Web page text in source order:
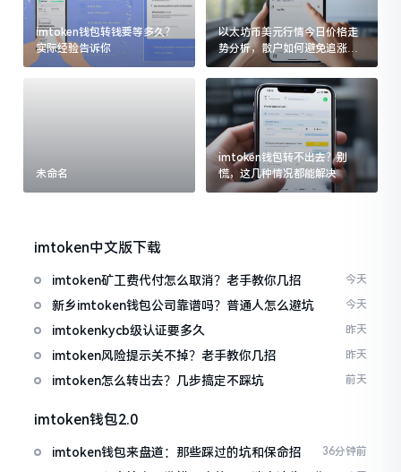
imtoken钱包转钱要等多久？
实际经验告诉你
以太坊币美元行情今日价格走
势分析，散户如何避免追涨杀
跌被套牢
未命名
imtoken钱包转不出去？别
慌，这几种情况都能解决
imtoken中文版下载
imtoken矿工费代付怎么取消？老手教你几招 今天
新乡imtoken钱包公司靠谱吗？普通人怎么避坑 今天
imtokenkycb级认证要多久 昨天
imtoken风险提示关不掉？老手教你几招 昨天
imtoken怎么转出去？几步搞定不踩坑 前天
imtoken钱包2.0
imtoken钱包来盘道：那些踩过的坑和保命招 36分钟前